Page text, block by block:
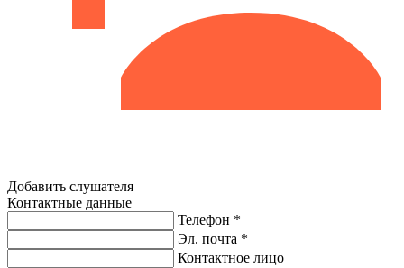
Добавить слушателя
Контактные данные
Телефон *
Эл. почта *
Контактное лицо